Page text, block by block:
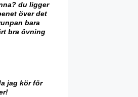
du ligger
över det
bara
bra övning
jag kör för